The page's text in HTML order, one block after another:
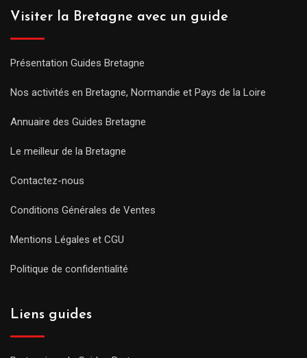
Visiter la Bretagne avec un guide
Présentation Guides Bretagne
Nos activités en Bretagne, Normandie et Pays de la Loire
Annuaire des Guides Bretagne
Le meilleur de la Bretagne
Contactez-nous
Conditions Générales de Ventes
Mentions Légales et CGU
Politique de confidentialité
Liens guides